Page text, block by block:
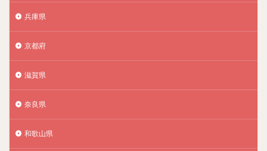
兵庫県
京都府
滋賀県
奈良県
和歌山県